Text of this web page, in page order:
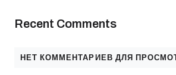
Recent Comments
НЕТ КОММЕНТАРИЕВ ДЛЯ